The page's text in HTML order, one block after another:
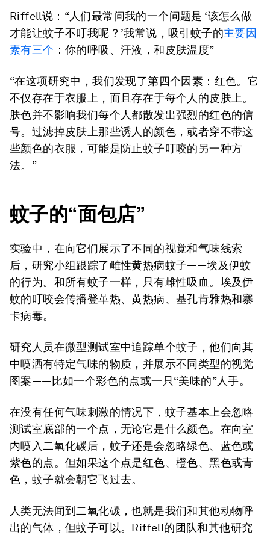
Riffell说：“人们最常问我的一个问题是 ‘该怎么做
才能让蚊子不叮我呢？’我常说，吸引蚊子的主要因
素有三个 ：你的呼吸、汗液，和皮肤温度”
“在这项研究中，我们发现了第四个因素：红色。它
不仅存在于衣服上，而且存在于每个人的皮肤上。
肤色并不影响我们每个人都散发出强烈的红色的信
号。过滤掉皮肤上那些诱人的颜色，或者穿不带这
些颜色的衣服，可能是防止蚊子叮咬的另一种方
法。”
蚊子的“面包店”
实验中，在向它们展示了不同的视觉和气味线索
后，研究小组跟踪了雌性黄热病蚊子——埃及伊蚊
的行为。和所有蚊子一样，只有雌性吸血。埃及伊
蚊的叮咬会传播登革热、黄热病、基孔肯雅热和寨
卡病毒。
研究人员在微型测试室中追踪单个蚊子，他们向其
中喷洒有特定气味的物质，并展示不同类型的视觉
图案——比如一个彩色的点或一只“美味的”人手。
在没有任何气味刺激的情况下，蚊子基本上会忽略
测试室底部的一个点，无论它是什么颜色。在向室
内喷入二氧化碳后，蚊子还是会忽略绿色、蓝色或
紫色的点。但如果这个点是红色、橙色、黑色或青
色，蚊子就会朝它飞过去。
人类无法闻到二氧化碳，也就是我们和其他动物呼
出的气体，但蚊子可以。Riffell的团队和其他研究